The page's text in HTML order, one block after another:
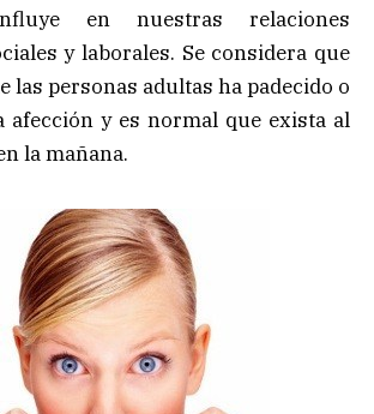
en nuestras relaciones
y laborales. Se considera que
las personas adultas ha padecido o
afección y es normal que exista al
la mañana.